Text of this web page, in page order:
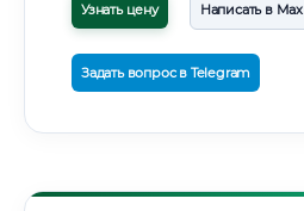
Узнать цену Написать в Max
Задать вопрос в Telegram